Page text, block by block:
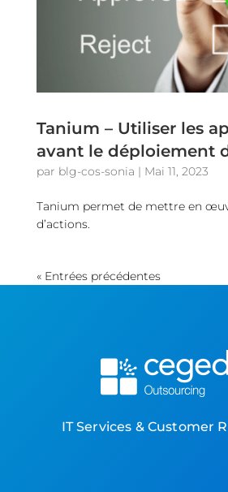
Tanium – Utiliser les
avant le déploiement
par blg-cos-sonia | Mai 11, 2023
Tanium permet de mettre en
d’actions.
« Entrées précédentes
IT Services & Customer